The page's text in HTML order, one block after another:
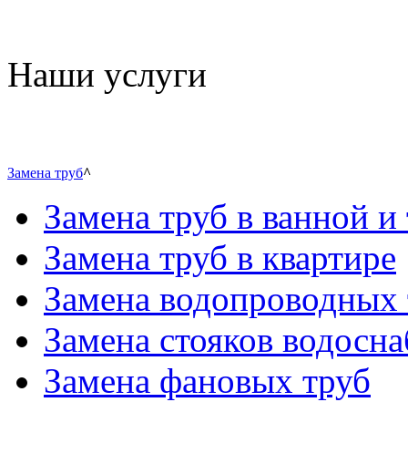
Наши услуги
Замена труб^
Замена труб в ванной и
Замена труб в квартире
Замена водопроводных
Замена стояков
Замена фановых труб